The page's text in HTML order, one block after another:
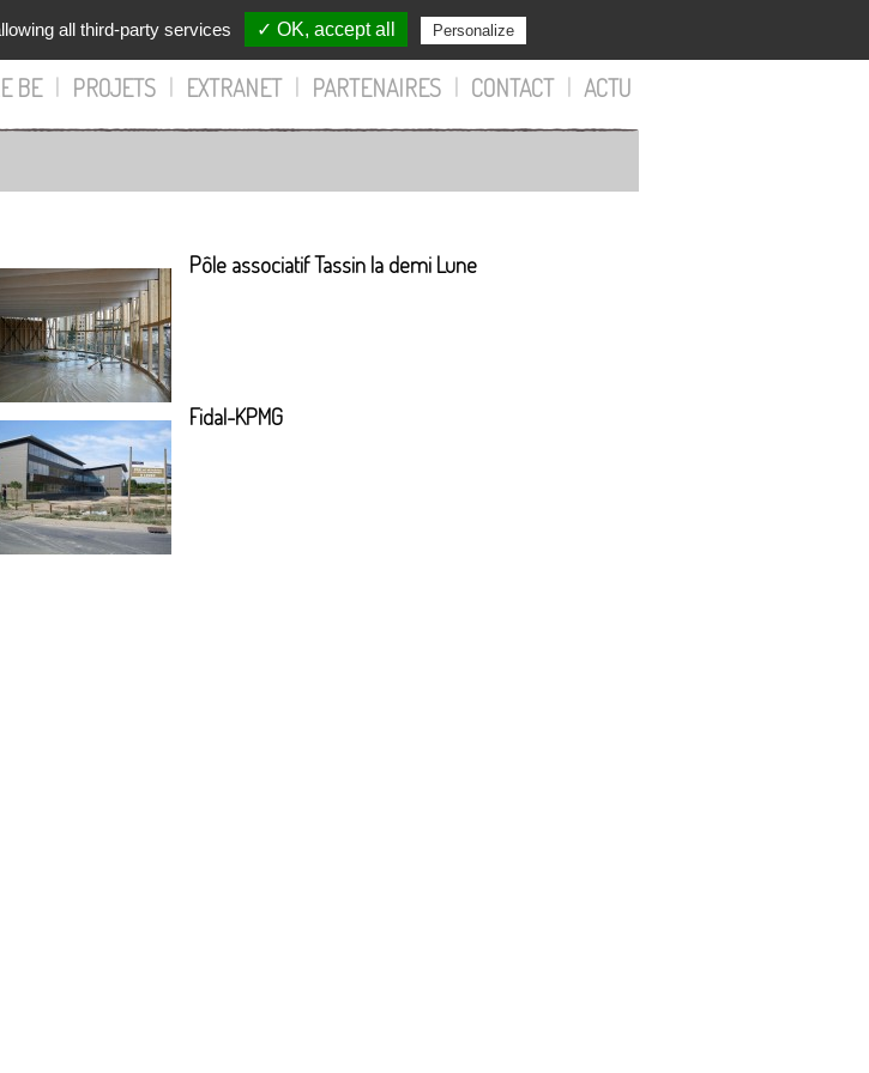
BE | PROJETS | EXTRANET | PARTENAIRES | CONTACT | ACTU
Pôle associatif Tassin la demi Lune
Fidal-KPMG
all third-party services ✓ OK, accept all Personalize